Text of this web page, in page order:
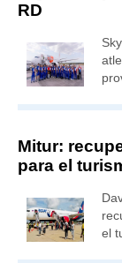
RD
Mitur:
para el
el